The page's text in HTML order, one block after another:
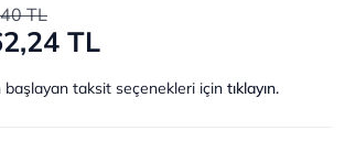
TL
TL
başlayan taksit seçenekleri için tıklayın.